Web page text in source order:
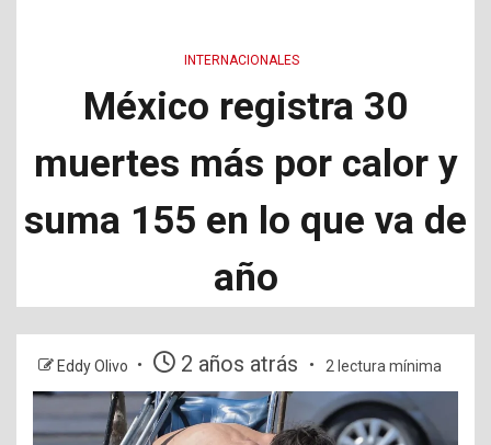
INTERNACIONALES
México registra 30
muertes más por calor y
suma 155 en lo que va de
año
Eddy Olivo 2 años atrás 2 lectura mínima